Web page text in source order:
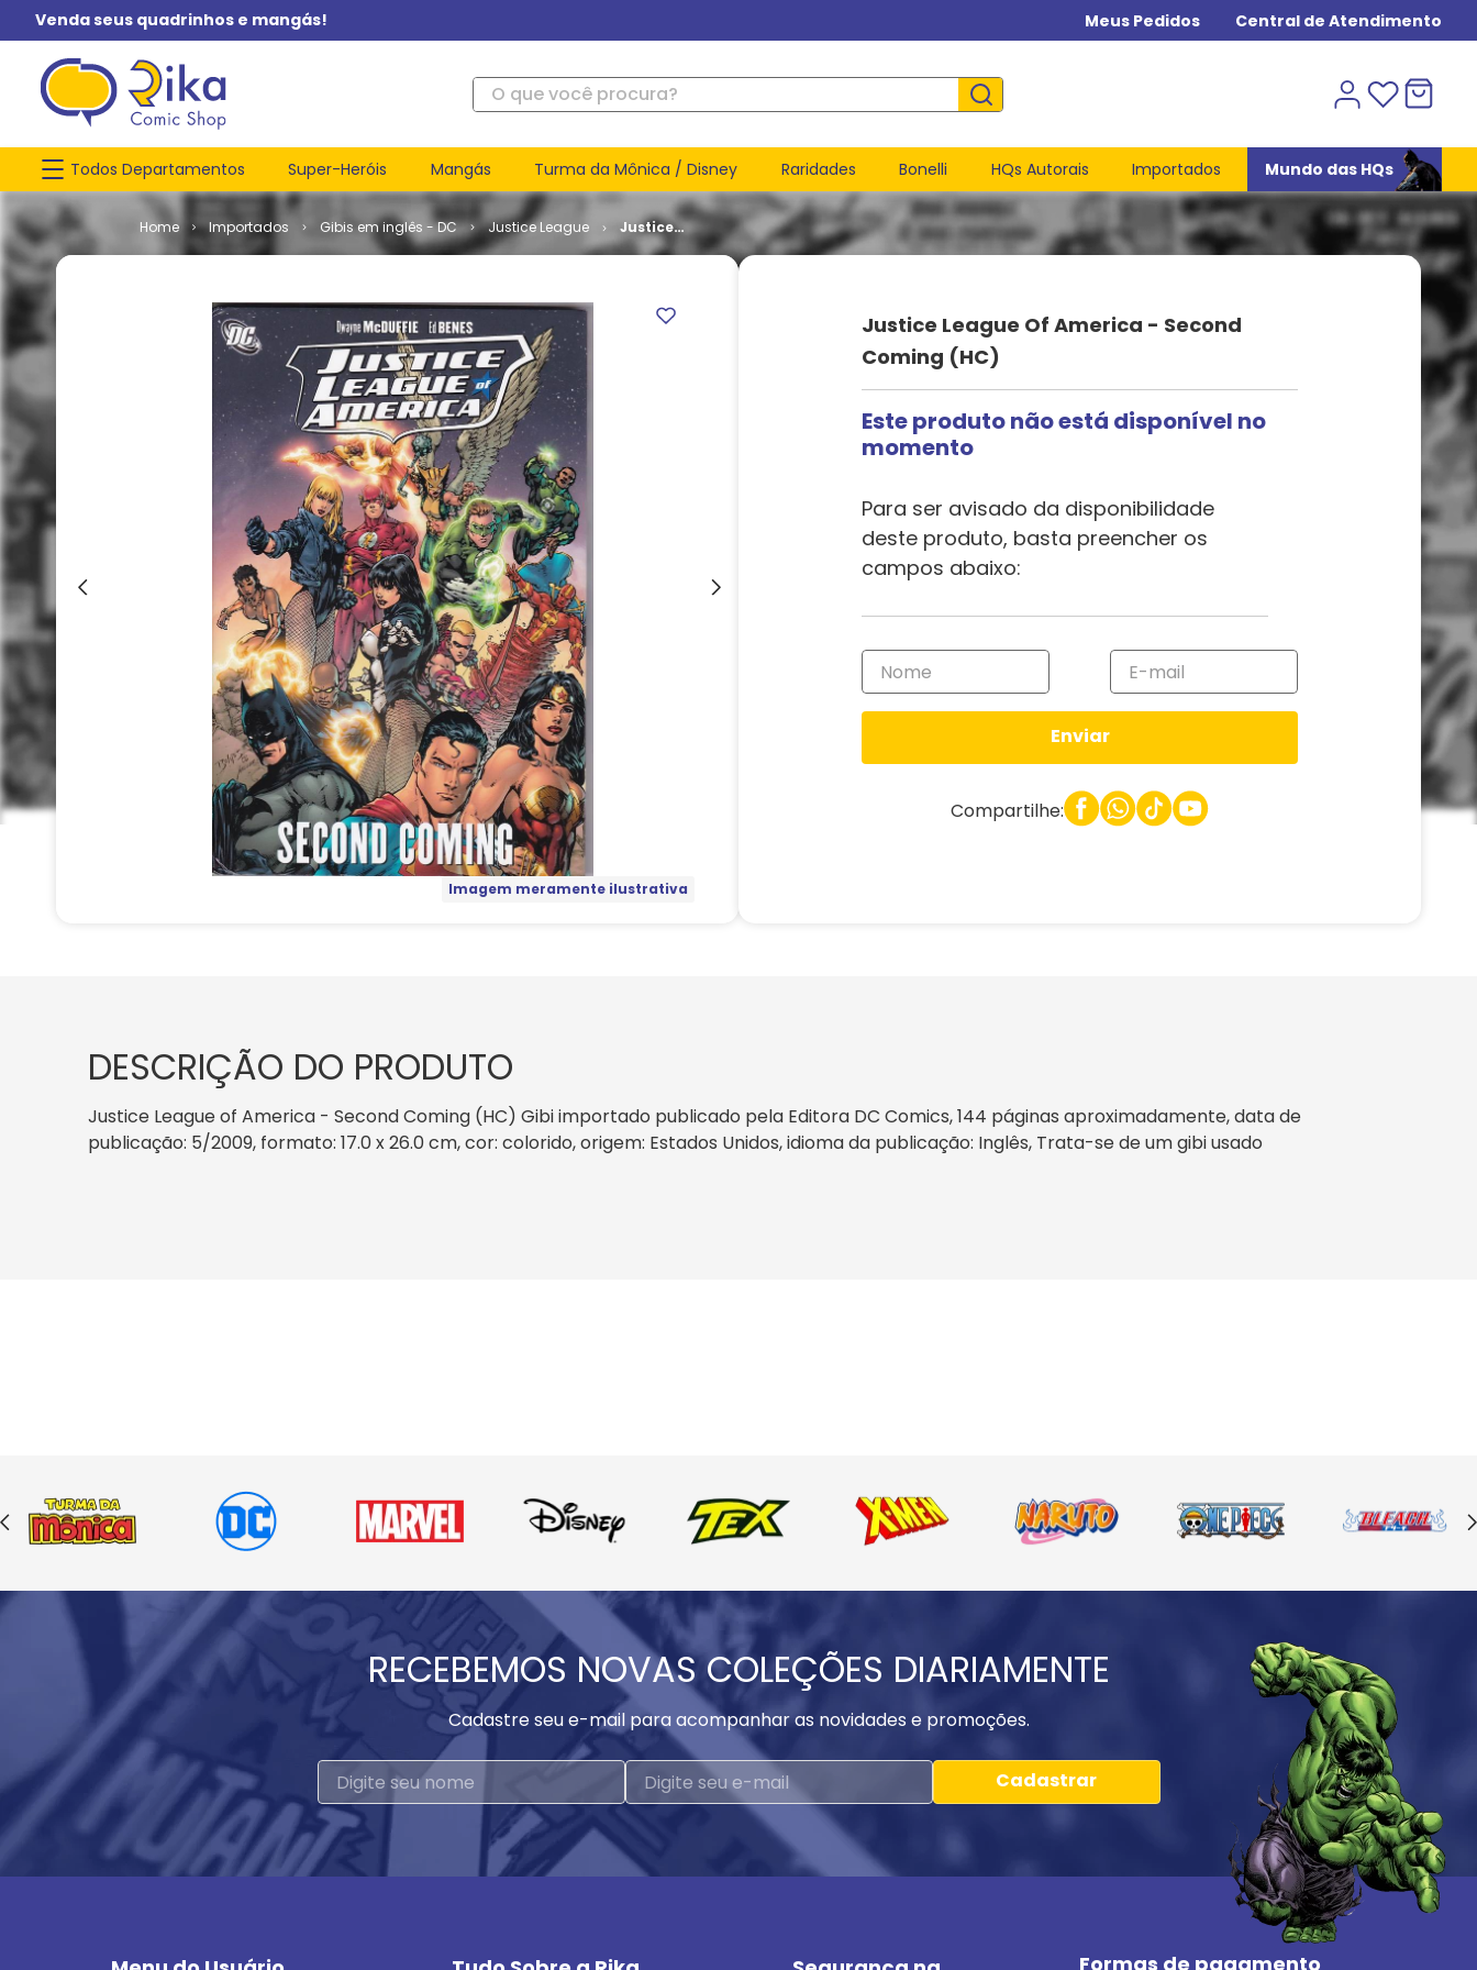
Venda seus quadrinhos e mangás! Meus Pedidos Central de Atendimento
O que você procura?
Todos Departamentos Super-Heróis Mangás Turma da Mônica / Disney Raridades Bonelli HQs Autorais Importados Mundo das HQs
Importados Gibis em inglês - DC Justice League
Justice
League of
Coming
Imagem meramente ilustrativa
Justice League Of America - Second
Coming (HC)
Este produto não está disponível no
momento
Para ser avisado da disponibilidade
deste produto, basta preencher os
campos abaixo:
Enviar
Compartilhe:
DESCRIÇÃO DO PRODUTO
Justice League of America - Second Coming (HC) Gibi importado publicado pela Editora DC Comics, 144 páginas aproximadamente, data de
publicação: 5/2009, formato: 17.0 x 26.0 cm, cor: colorido, origem: Estados Unidos, idioma da publicação: Inglês, Trata-se de um gibi usado
RECEBEMOS NOVAS COLEÇÕES DIARIAMENTE
Cadastre seu e-mail para acompanhar as novidades e promoções.
Cadastrar
Formas de pagamento